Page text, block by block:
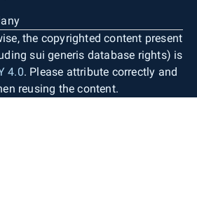
the copyrighted content present
sui generis database rights) is
4.0. Please attribute correctly and
reusing the content.